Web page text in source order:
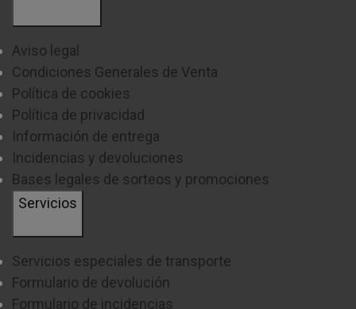
Aviso legal
Condiciones Generales de Venta
Política de cookies
Política de privacidad
Información de entrega
Incidencias y devoluciones
Bases legales de sorteos y promociones
Servicios
Servicios especiales de transporte
Formulario de devolución
Formulario de incidencias